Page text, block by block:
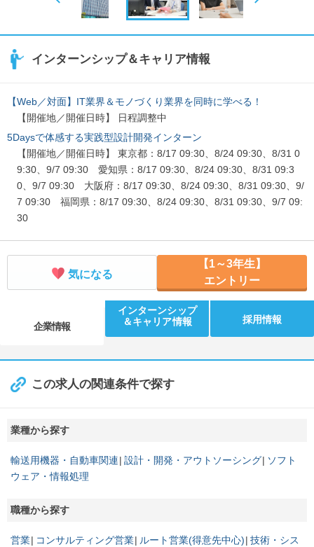
インターンシップ＆キャリア情報
【Web／対面】IT業界＆モノづくり業界を同時に学べる！
【開催地／開催日時】 日程調整中
5Daysで体感する実践型設計開発インターン
【開催地／開催日時】 東京都：8/17 09:30、8/24 09:30、8/31 0
9:30、9/7 09:30 愛知県：8/17 09:30、8/24 09:30、8/31 09:3
0、9/7 09:30 大阪府：8/17 09:30、8/24 09:30、8/31 09:30、9/
7 09:30 福岡県：8/17 09:30、8/24 09:30、8/31 09:30、9/7 09:
30
気になる
【1～3年生】
エントリー
企業情報
インターンシップ
＆キャリア情報
採用情報
この求人の関連条件で探す
業種から探す
輸送用機器・自動車関連 設計・開発・アウトソーシング
ソフト
ウェア・情報処理
職種から探す
営業 コンサルティング営業 ルート営業(得意先中心) 技術・シス